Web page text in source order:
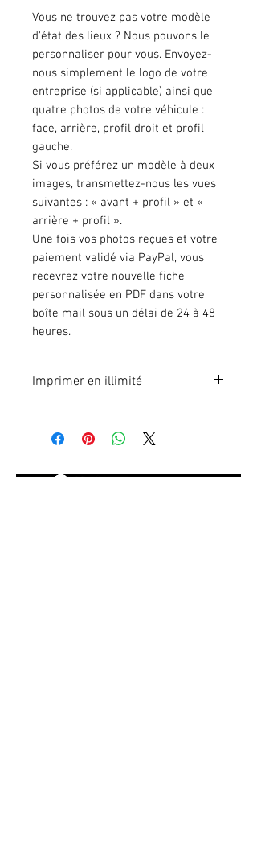
Vous ne trouvez pas votre modèle
d'état des lieux ? Nous pouvons le
personnaliser pour vous. Envoyez-
nous simplement le logo de votre
entreprise (si applicable) ainsi que
quatre photos de votre véhicule :
face, arrière, profil droit et profil
gauche.
Si vous préférez un modèle à deux
images, transmettez-nous les vues
suivantes : « avant + profil » et «
arrière + profil ».
Une fois vos photos reçues et votre
paiement validé via PayPal, vous
recevrez votre nouvelle fiche
personnalisée en PDF dans votre
boîte mail sous un délai de 24 à 48
heures.
Imprimer en illimité
illimité.
d'état des lieux ? Nous pouvons le